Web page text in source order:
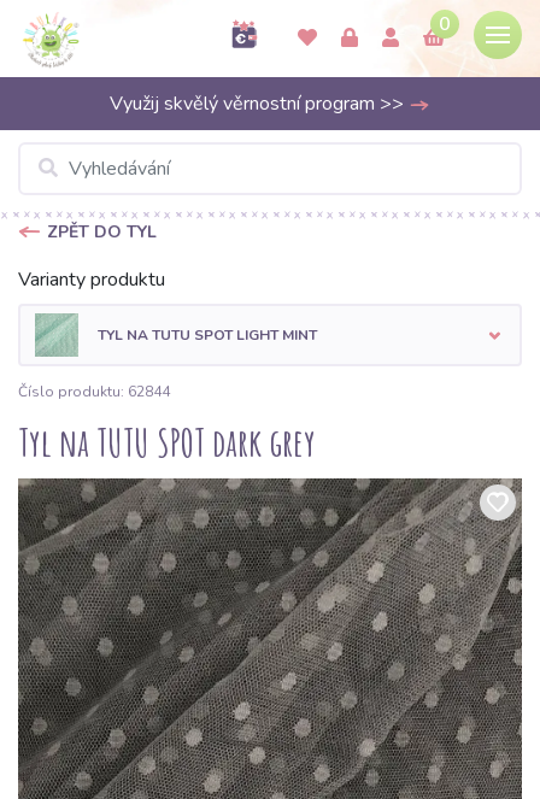
0
Využij skvělý věrnostní program >>
ZPĚT DO TYL
Varianty produktu
TYL NA TUTU SPOT LIGHT MINT
Číslo produktu: 62844
Tyl na TUTU SPOT dark grey